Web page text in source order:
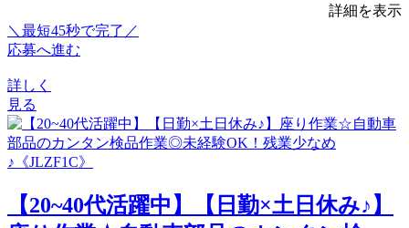
詳細を表示
＼最短45秒で完了／
応募へ進む
詳しく
見る
【20~40代活躍中】【日勤×土日休み♪】